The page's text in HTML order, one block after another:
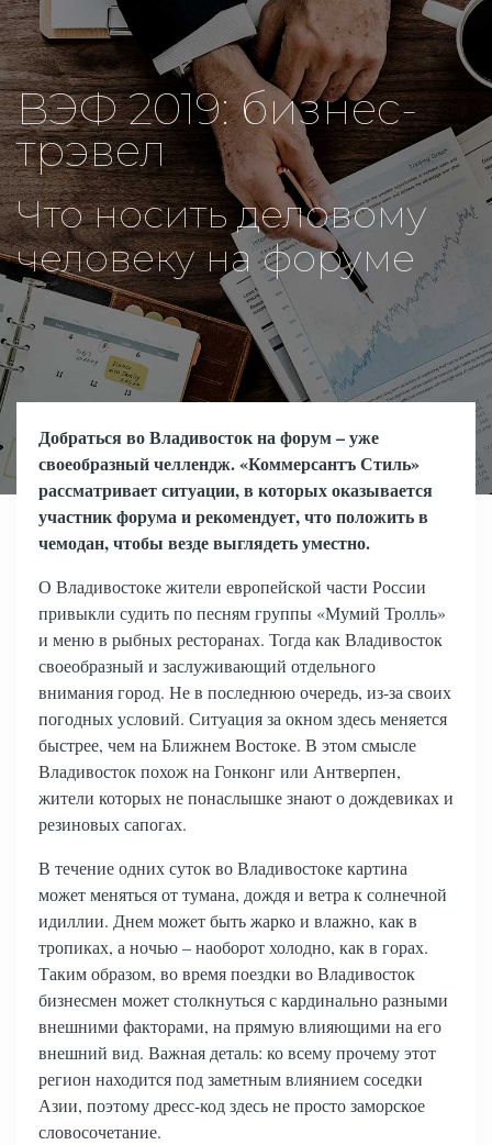
ВЭФ 2019: бизнес-
трэвел
Что носить деловому
человеку на форуме
Добраться во Владивосток на форум – уже
своеобразный челлендж. «Коммерсантъ Стиль»
рассматривает ситуации, в которых оказывается
участник форума и рекомендует, что положить в
чемодан, чтобы везде выглядеть уместно.
О Владивостоке жители европейской части России
привыкли судить по песням группы «Мумий Тролль»
и меню в рыбных ресторанах. Тогда как Владивосток
своеобразный и заслуживающий отдельного
внимания город. Не в последнюю очередь, из-за своих
погодных условий. Ситуация за окном здесь меняется
быстрее, чем на Ближнем Востоке. В этом смысле
Владивосток похож на Гонконг или Антверпен,
жители которых не понаслышке знают о дождевиках и
резиновых сапогах.
В течение одних суток во Владивостоке картина
может меняться от тумана, дождя и ветра к солнечной
идиллии. Днем может быть жарко и влажно, как в
тропиках, а ночью – наоборот холодно, как в горах.
Таким образом, во время поездки во Владивосток
бизнесмен может столкнуться с кардинально разными
внешними факторами, на прямую влияющими на его
внешний вид. Важная деталь: ко всему прочему этот
регион находится под заметным влиянием соседки
Азии, поэтому дресс-код здесь не просто заморское
словосочетание.